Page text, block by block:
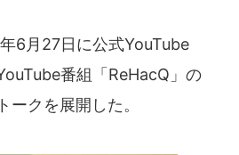
6月27日に公式YouTube
番組「ReHacQ」の
クを展開した。